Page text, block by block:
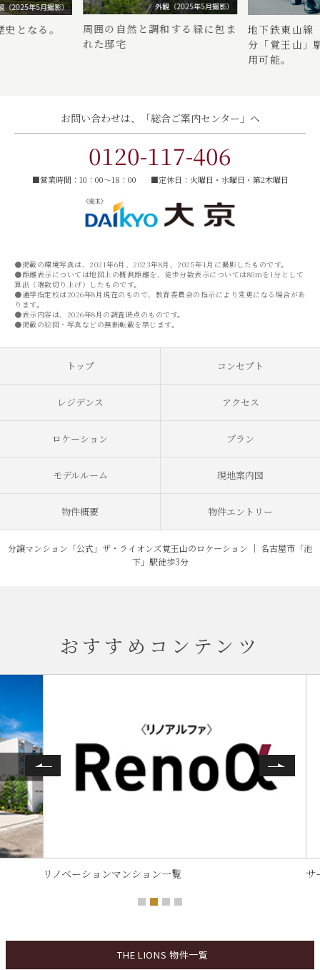
分譲マンション「公式」ザ・ライオンズ覚王山のロケーション ｜ 名古屋市「池
下」駅徒歩3分
（2025年5月撮影）
となる。
外観（2025年5月撮影）
周囲の自然と調和する緑に包ま
れた邸宅
地下鉄東山線
分 「覚王山
用可能。
お問い合わせは、 「総合ご案内センター」へ
0120-117-406
■営業時間：10：00〜18：00 ■定休日：火曜日・水曜日・第2木曜日
●掲載の環境写真は、2021年6月、2023年8月、2025年1月に撮影したものです。
●距離表示については地図上の概測距離を、徒歩分数表示については80ｍを1分として
算出（端数切り上げ）したものです。
●通学指定校は2026年8月現在のもので、教育委員会の指示により変更になる場合があ
ります。
●表示内容は、2026年8月の調査時点のものです。
●掲載の絵図・写真などの無断転載を禁じます。
トップ コンセプト
レジデンス アクセス
ロケーション プラン
モデルルーム 現地案内図
物件概要 物件エントリー
おすすめコンテンツ
サーパスマンション一覧
THE LIONS 物件一覧